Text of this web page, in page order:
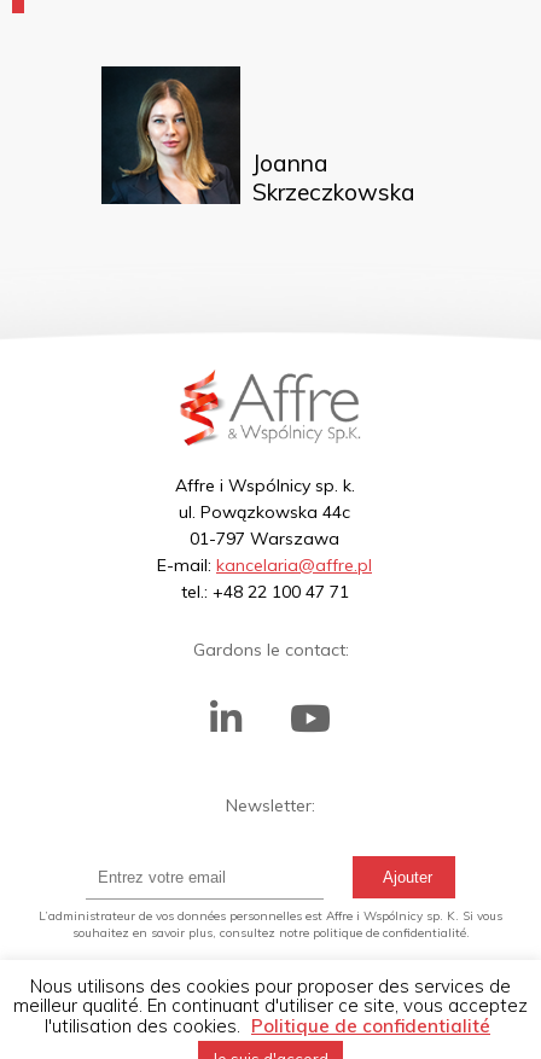
Joanna
Skrzeczkowska
Affre i Wspólnicy sp. k.
ul. Powązkowska 44c
01-797 Warszawa
E-mail: kancelaria@affre.pl
tel.: +48 22 100 47 71
Gardons le contact:
Newsletter:
L’administrateur de vos données personnelles est Affre i Wspólnicy sp. K. Si vous
souhaitez en savoir plus, consultez notre politique de confidentialité.
©2019 Affre.pl L’administrateur de vos données personnelles
est Affre i Wspólnicy sp. k. Si vous souhaitez en savoir plus,
consultez notrepolitique de confidentialité.
Nous utilisons des cookies pour proposer des services de
meilleur qualité. En continuant d'utiliser ce site, vous acceptez
l'utilisation des cookies. Politique de confidentialité